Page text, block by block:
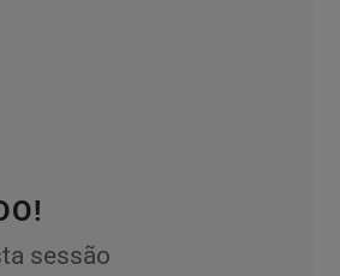
sessão